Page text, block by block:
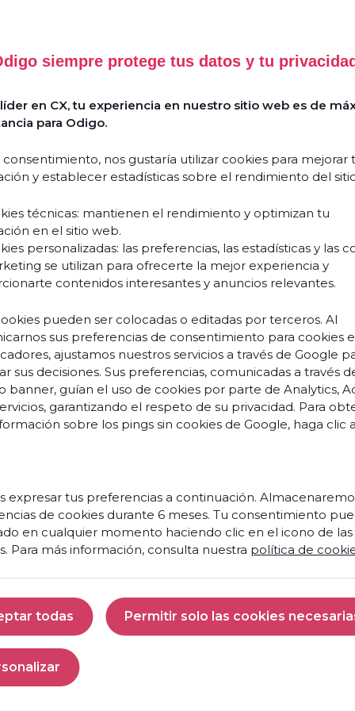
siempre protege tus datos y tu
en CX, tu experiencia en nuestro sitio web es de
para Odigo.
consentimiento, nos gustaría utilizar cookies para mejorar
y establecer estadísticas sobre el rendimiento del
técnicas: mantienen el rendimiento y optimizan tu
en el sitio web.
personalizadas: las preferencias, las estadísticas y las
se utilizan para ofrecerte la mejor experiencia y
contenidos interesantes y anuncios relevantes.
pueden ser colocadas o editadas por terceros. Al
sus preferencias de consentimiento para cookies e
ajustamos nuestros servicios a través de Google
sus decisiones. Sus preferencias, comunicadas a través
banner, guían el uso de cookies por parte de Analytics,
garantizando el respeto de su privacidad. Para
sobre los pings sin cookies de Google, haga clic
expresar tus preferencias a continuación.
de cookies durante 6 meses. Tu consentimiento
en cualquier momento haciendo clic en el icono de las
Para más información, consulta nuestra política de
todas
Aceptar todas
Permitir solo las cookies
Permitir solo las
Personalizar
de
éxito
libros
blancos
Eventos y
seminarios
Blogs
Podcasts
reinventa
la
Agenética
experiencia
del
y
transforma
tus
equipos?
Saber
más